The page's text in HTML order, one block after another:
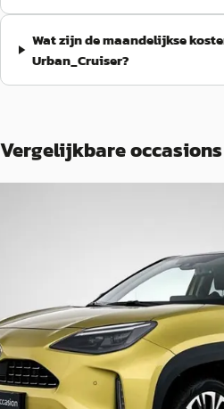
Wat zijn de maandelijkse
Urban_Cruiser?
Vergelijkbare occasions
v.a. € 656/mnd
2024 · 21.949 km · Hybride ·
Automaat